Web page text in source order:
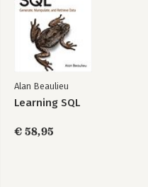
Alan Beaulieu
Learning SQL
€ 58,95